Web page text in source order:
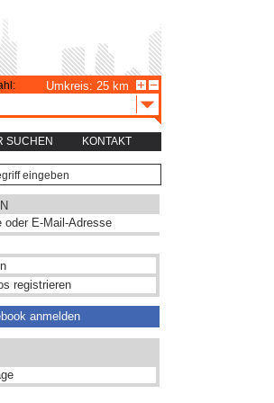
SUCHEN KONTAKT
Umkreis: 25 km
registrieren
anmelden